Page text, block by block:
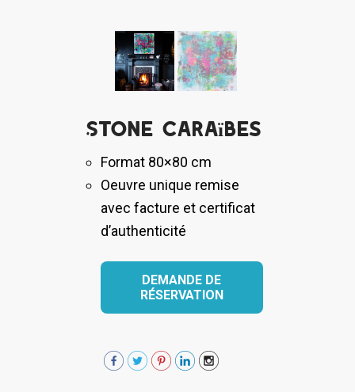
Stone Caraïbes
Format 80×80 cm
Oeuvre unique remise
avec facture et certificat
d’authenticité
DEMANDE DE
RÉSERVATION